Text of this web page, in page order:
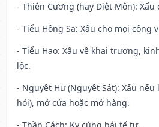
- Thiên Cương (hay Diệt Môn): Xấu
- Tiểu Hồng Sa: Xấu cho mọi công
- Tiểu Hao: Xấu về khai trương,
lộc.
- Nguyệt Hư (Nguyệt Sát): Xấu
hỏi), mở cửa hoặc mở hàng.